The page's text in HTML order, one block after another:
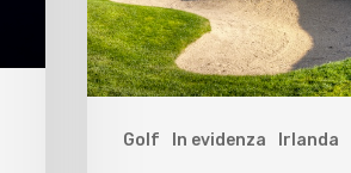
Golf In evidenza Irlanda